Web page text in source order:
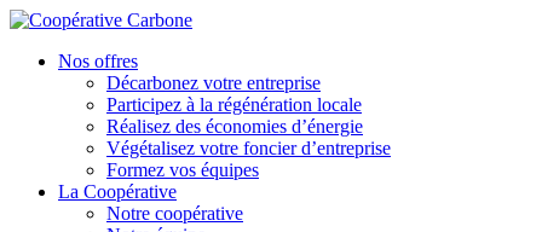
Nos offres
Décarbonez votre entreprise
Participez à la régénération locale
Réalisez des économies d’énergie
Végétalisez votre foncier d’entreprise
Formez vos équipes
La Coopérative
Notre coopérative